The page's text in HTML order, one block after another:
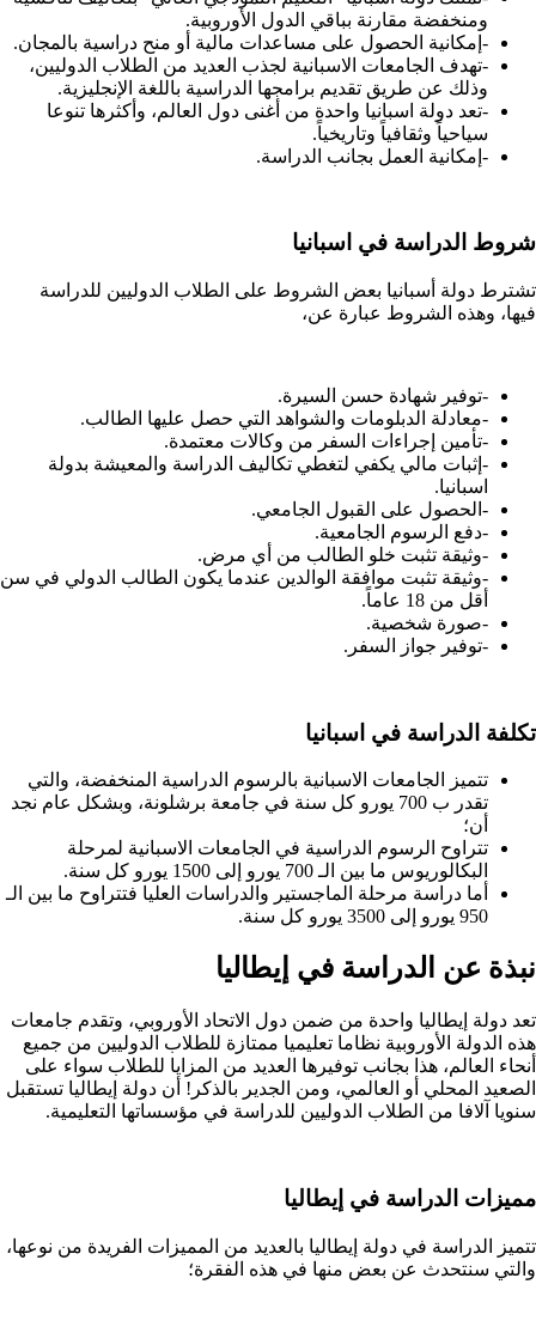
ومنخفضة مقارنة بباقي الدول الأوروبية.
-إمكانية الحصول على مساعدات مالية أو منح دراسية بالمجان.
-تهدف الجامعات الاسبانية لجذب العديد من الطلاب الدوليين،
وذلك عن طريق تقديم برامجها الدراسية باللغة الإنجليزية.
-تعد دولة اسبانيا واحدة من أغنى دول العالم، وأكثرها تنوعا
سياحياً وثقافياً وتاريخياً.
-إمكانية العمل بجانب الدراسة.
شروط الدراسة في اسبانيا
تشترط دولة أسبانيا بعض الشروط على الطلاب الدوليين للدراسة
فيها، وهذه الشروط عبارة عن،
-توفير شهادة حسن السيرة.
-معادلة الدبلومات والشواهد التي حصل عليها الطالب.
-تأمين إجراءات السفر من وكالات معتمدة.
-إثبات مالي يكفي لتغطي تكاليف الدراسة والمعيشة بدولة
اسبانيا.
-الحصول على القبول الجامعي.
-دفع الرسوم الجامعية.
-وثيقة تثبت خلو الطالب من أي مرض.
-وثيقة تثبت موافقة الوالدين عندما يكون الطالب الدولي في سن
أقل من 18 عاماً.
-صورة شخصية.
-توفير جواز السفر.
تكلفة الدراسة في اسبانيا
تتميز الجامعات الاسبانية بالرسوم الدراسية المنخفضة، والتي
تقدر ب 700 يورو كل سنة في جامعة برشلونة، وبشكل عام نجد
أن؛
تتراوح الرسوم الدراسية في الجامعات الاسبانية لمرحلة
البكالوريوس ما بين الـ 700 يورو إلى 1500 يورو كل سنة.
أما دراسة مرحلة الماجستير والدراسات العليا فتتراوح ما بين الـ
950 يورو إلى 3500 يورو كل سنة.
نبذة عن الدراسة في إيطاليا
تعد دولة إيطاليا واحدة من ضمن دول الاتحاد الأوروبي، وتقدم جامعات
هذه الدولة الأوروبية نظاما تعليميا ممتازة للطلاب الدوليين من جميع
أنحاء العالم، هذا بجانب توفيرها العديد من المزايا للطلاب سواء على
الصعيد المحلي أو العالمي، ومن الجدير بالذكر! أن دولة إيطاليا تستقبل
سنويا آلافا من الطلاب الدوليين للدراسة في مؤسساتها التعليمية.
مميزات الدراسة في إيطاليا
تتميز الدراسة في دولة إيطاليا بالعديد من المميزات الفريدة من نوعها،
والتي سنتحدث عن بعض منها في هذه الفقرة؛